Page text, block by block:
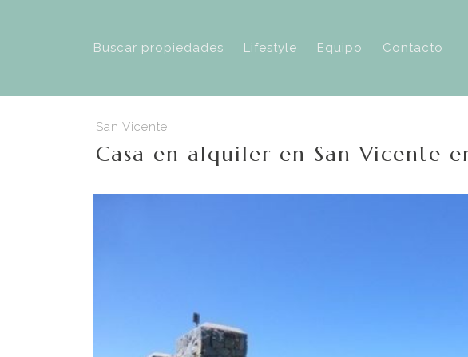
Buscar propiedades Lifestyle Equipo Contacto
San Vicente,
Casa en alquiler en San Vicente